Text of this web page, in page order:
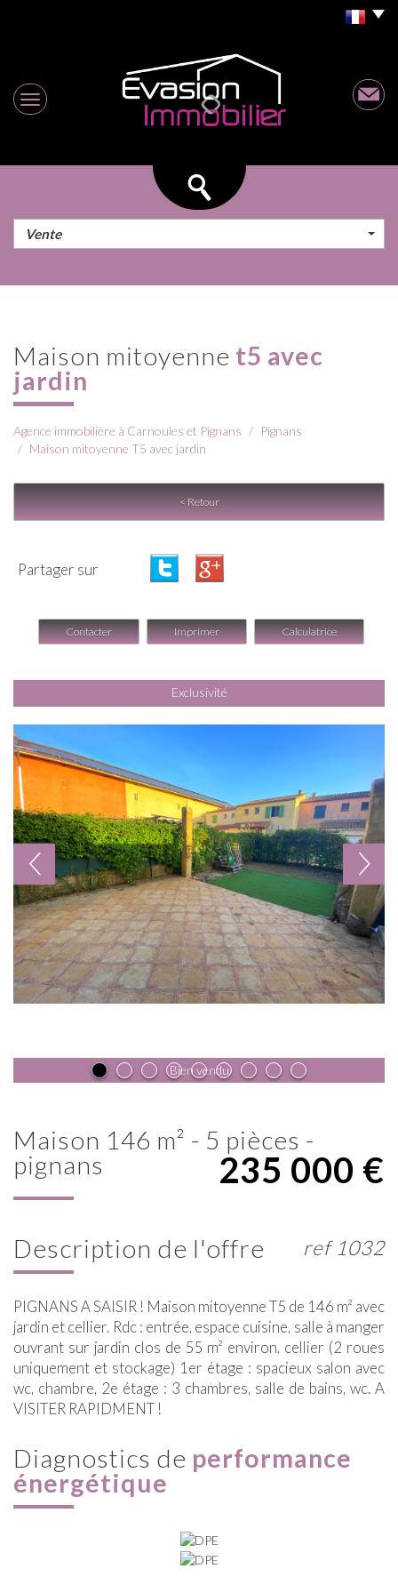
Vente
maison mitoyenne t5 avec
jardin
Agence immobilière à Carnoules et Pignans
Pignans
Maison mitoyenne T5 avec jardin
< Retour
Partager sur
Contacter Imprimer Calculatrice
Bien vendu
Exclusivité
maison 146 m² - 5 pièces -
pignans
235 000 €
description de l'offre ref 1032
PIGNANS A SAISIR ! Maison mitoyenne T5 de 146 m² avec
jardin et cellier. Rdc : entrée, espace cuisine, salle à manger
ouvrant sur jardin clos de 55 m² environ, cellier (2 roues
uniquement et stockage) 1er étage : spacieux salon avec
wc, chambre, 2e étage : 3 chambres, salle de bains, wc. A
VISITER RAPIDMENT !
diagnostics de performance
énergétique